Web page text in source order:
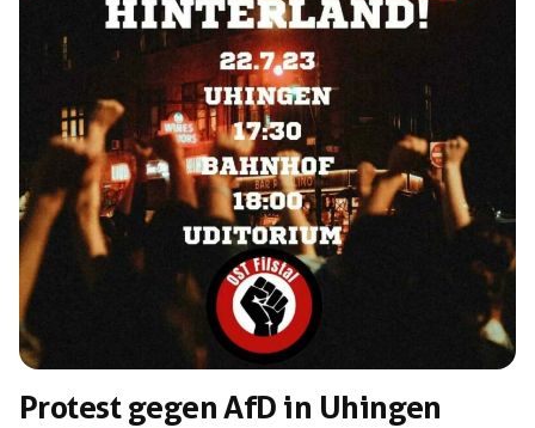
Protest gegen AfD in Uhingen